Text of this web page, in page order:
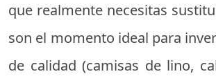
que realmente necesitas
son el momento ideal para
de calidad (camisas de lino,